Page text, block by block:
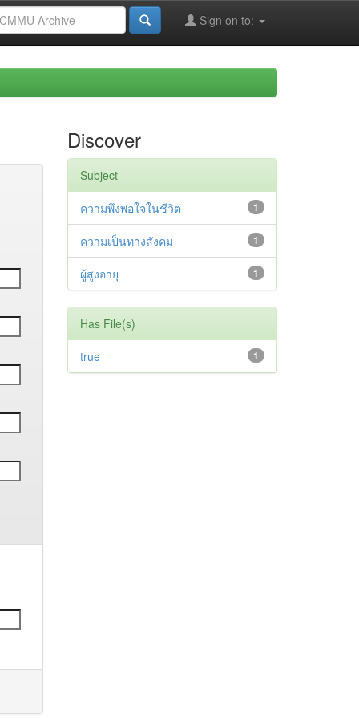
Sign on to:
Discover
Subject
1
ความพึงพอใจในชีวิต
1
ความเป็นทางสังคม
1
ผู้สูงอายุ
Has File(s)
1
true